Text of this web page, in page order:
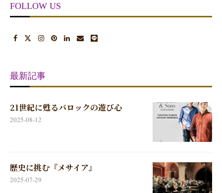
FOLLOW US
最新記事
21世紀に甦るバロックの遊び心
2025-08-12
歴史に挑む『メサイア』
2025-07-29